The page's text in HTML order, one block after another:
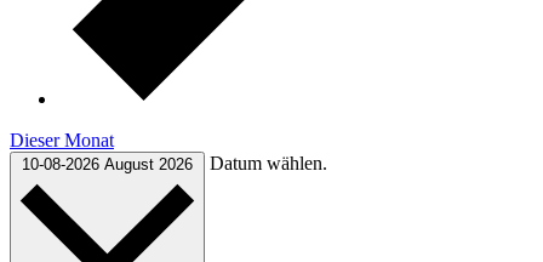
Dieser Monat
10-08-2026 August 2026 Datum wählen.